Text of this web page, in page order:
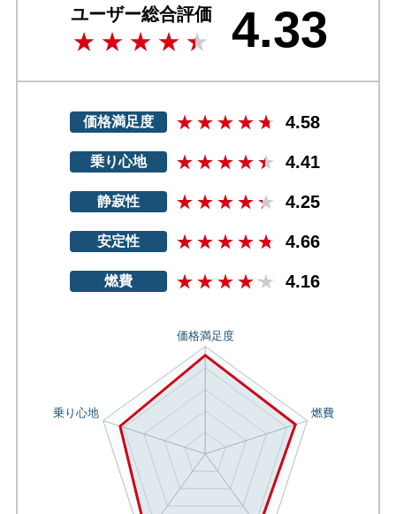
ユーザー総合評価 4.33
価格満足度 4.58
乗り心地 4.41
静寂性 4.25
安定性 4.66
燃費 4.16